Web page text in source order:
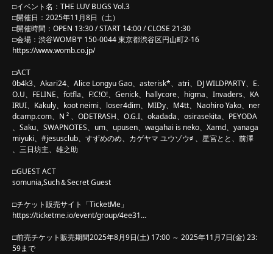
□イベント名：THE LUV BUGS Vol.3
□開催日：2025年11月8日（土）
□開催時間：OPEN 13:30 / START 14:00 / CLOSE 21:30
□会場：渋谷WOMB〒150-0044 東京都渋谷区円山町2-16
https://www.womb.co.jp/
□ACT
0b4k3、Akari24、Alice Longyu Gao、asterisk*、atri、DJ WILDPARTY、E.
O.U、FELINE、fotfla、F!C!O!、Genick、hallycore、higma、Invaders、KA
IRUI、Kakuly、koot neimi、loser4dim、MIDy、M4tt、Naohiro Yako、ner
dcamp.com、N ² 、ODETRASH、O.G.I、okadada、osirasekita、PEYODA
、Saku、SWAPNOTES、um、upusen、wagahai is neko、Xamd、yanaga
miyuki、#jesusclub、すずめのめ、カゲヤマ ユウゾウ∅ 、星宮とと、前澤
、三日坊主、雄之助
️□GUEST ACT
somunia,Such＆Secret Guest
□チケット販売サイト「TicketMe」
https://ticketme.io/event/group/4ee31…
□前売チケット販売期間2025年8月9日(土) 17:00 ～ 2025年11月7日(金) 23:
59まで